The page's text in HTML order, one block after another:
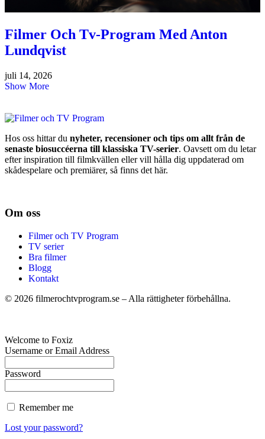
Filmer Och Tv-Program Med Anton
Lundqvist
juli 14, 2026
Show More
Hos oss hittar du nyheter, recensioner och tips om allt från de
senaste biosuccéerna till klassiska TV-serier. Oavsett om du letar
efter inspiration till filmkvällen eller vill hålla dig uppdaterad om
skådespelare och premiärer, så finns det här.
Om oss
Filmer och TV Program
TV serier
Bra filmer
Blogg
Kontakt
© 2026 filmerochtvprogram.se – Alla rättigheter förbehållna.
Welcome to Foxiz
Username or Email Address
Password
Remember me
Lost your password?